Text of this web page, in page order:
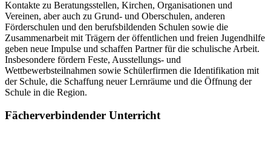
Kontakte zu Beratungsstellen, Kirchen, Organisationen und
Vereinen, aber auch zu Grund- und Oberschulen, anderen
Förderschulen und den berufsbildenden Schulen sowie die
Zusammenarbeit mit Trägern der öffentlichen und freien Jugendhilfe
geben neue Impulse und schaffen Partner für die schulische Arbeit.
Insbesondere fördern Feste, Ausstellungs- und
Wettbewerbsteilnahmen sowie Schülerfirmen die Identifikation mit
der Schule, die Schaffung neuer Lernräume und die Öffnung der
Schule in die Region.
Fächerverbindender Unterricht